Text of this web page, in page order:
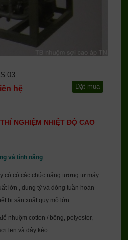
03
hệ
NGHIỆM NHIỆT ĐỘ CAO
và tính năng:
có có các chức năng tương tự máy
lớn , dung tỷ và dòng tuần hoàn
bị sản xuất quy mô lớn.
nhuộm cotton / bông, polyester,
len và dây kéo.